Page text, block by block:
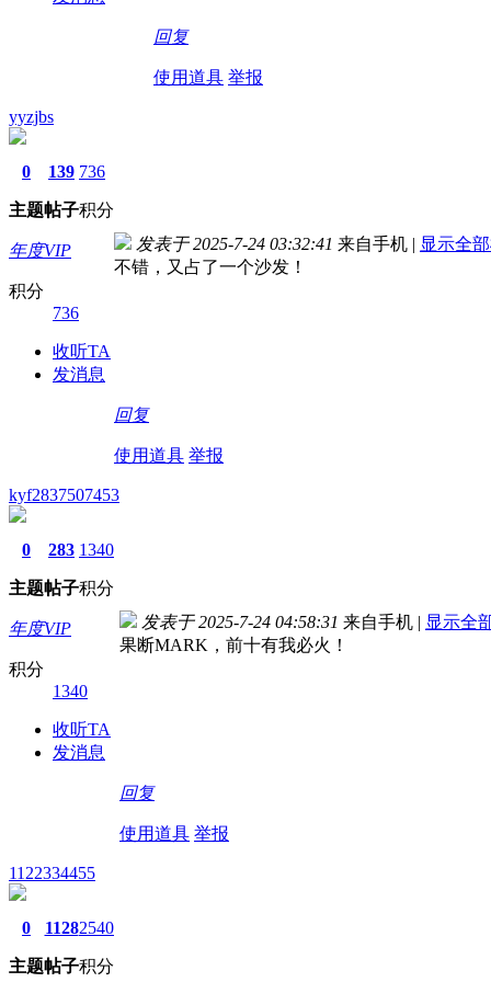
回复
使用道具 举报
yyzjbs
0
主题
139
帖子
736
积分
年度VIP
积分
736
收听TA
发消息
发表于 2025-7-24 03:32:41 来自手机 | 显示全
不错，又占了一个沙发！
回复
使用道具 举报
kyf2837507453
0
主题
283
帖子
1340
积分
年度VIP
积分
1340
收听TA
发消息
发表于 2025-7-24 04:58:31 来自手机 | 显示全
果断MARK，前十有我必火！
回复
使用道具 举报
1122334455
0
主题
1128
帖子
2540
积分